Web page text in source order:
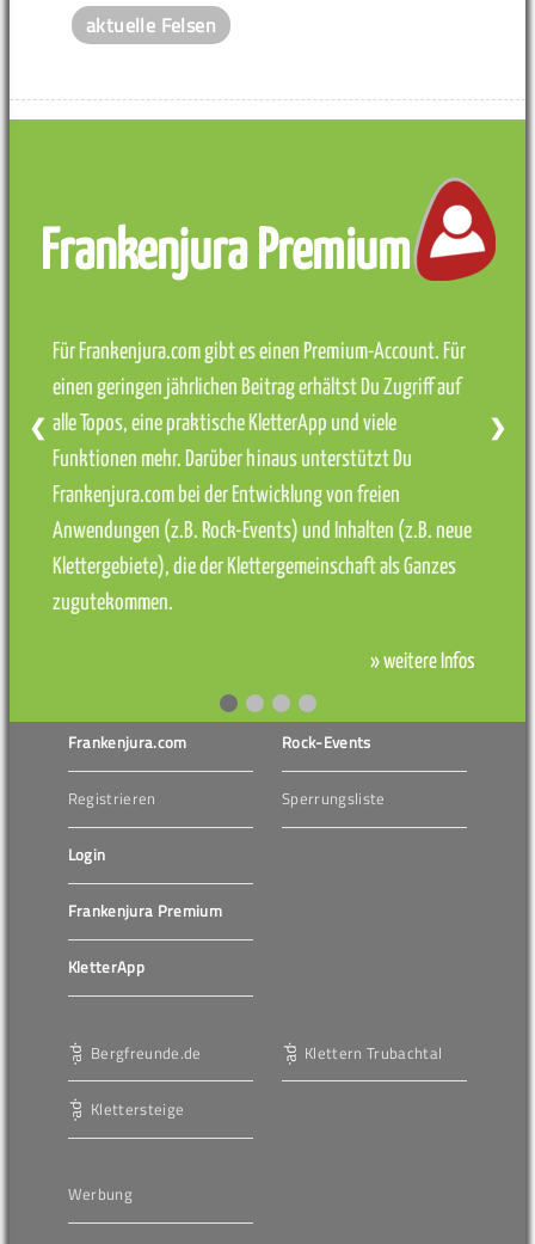
aktuelle Felsen
Frankenjura Premium
Für Frankenjura.com gibt es einen Premium-Account. Für
einen geringen jährlichen Beitrag erhältst Du Zugriff auf
alle Topos, eine praktische KletterApp und viele
Funktionen mehr. Darüber hinaus unterstützt Du
Frankenjura.com bei der Entwicklung von freien
Anwendungen (z.B. Rock-Events) und Inhalten (z.B. neue
Klettergebiete), die der Klettergemeinschaft als Ganzes
zugutekommen.
» weitere Infos
❮ ❯
Frankenjura.com
Registrieren
Login
Frankenjura Premium
KletterApp
Rock-Events
Sperrungsliste
Bergfreunde.de
Klettersteige
Klettern Trubachtal
Werbung